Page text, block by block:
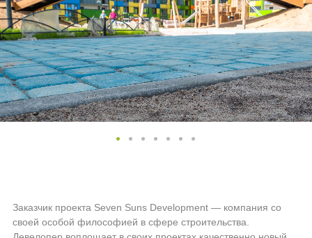
Заказчик проекта Seven Suns Development — компания со
своей особой философией в сфере строительства.